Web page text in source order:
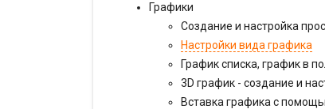
Графики
Создание и настройка
Настройки вида графика
График списка, график в
3D график - создание и
Вставка графика с